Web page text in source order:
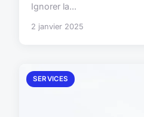
Ignorer la...
2 janvier 2025
SERVICES